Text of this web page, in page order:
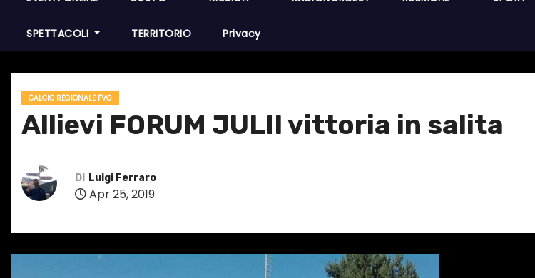
SPETTACOLI TERRITORIO Privacy
CALCIO REGIONALE FVG
Allievi FORUM JULII vittoria in salita
Di Luigi Ferraro
Apr 25, 2019